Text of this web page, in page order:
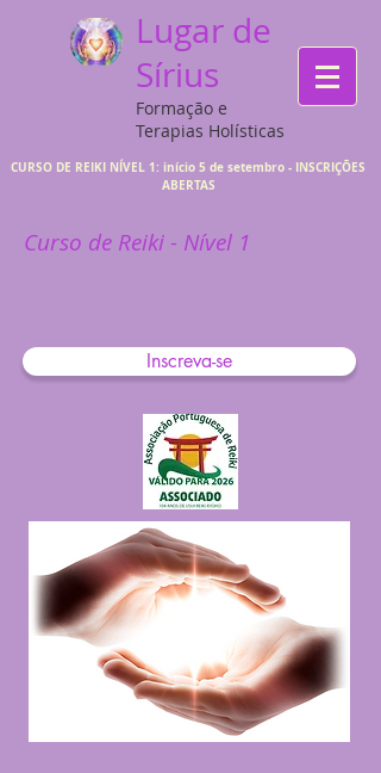
Lugar de
Sírius
Formação e
Terapias Holísticas
CURSO DE REIKI NÍVEL 1: início 5 de setembro - INSCRIÇÕES
ABERTAS
Curso de Reiki - Nível 1
Inscreva-se